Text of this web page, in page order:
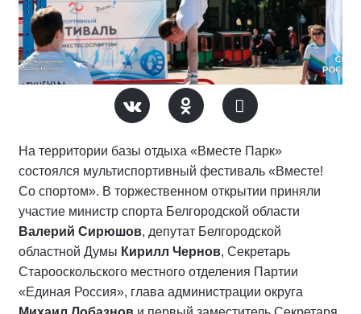
На территории базы отдыха «Вместе Парк»
состоялся мультиспортивный фестиваль «Вместе!
Со спортом». В торжественном открытии приняли
участие министр спорта Белгородской области
Валерий Сирюшов, депутат Белгородской
областной Думы Кирилл Чернов, Секретарь
Старооскольского местного отделения Партии
«Единая Россия», глава администрации округа